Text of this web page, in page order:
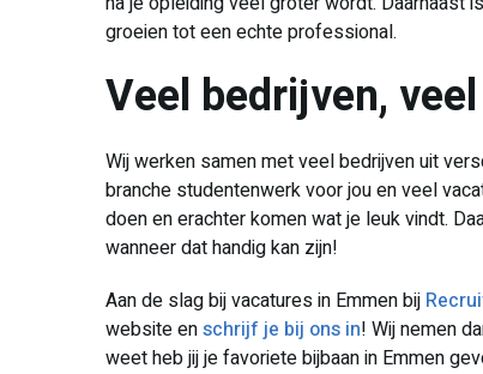
groeien tot een echte professional.
Veel bedrijven,
Wij werken samen met veel bedrijven uit
branche studentenwerk voor jou en veel
doen en erachter komen wat je leuk vindt.
wanneer dat handig kan zijn!
Aan de slag bij vacatures in Emmen bij
website enschrijf je bij ons in! Wij nemen
weet heb jij je favoriete bijbaan in Emmen